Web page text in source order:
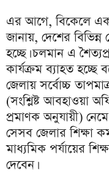
এর আগে, বিকেলে এক
জানায়, দেশের বিভিন্ন
হচ্ছে। চলমান এ
কার্যক্রম ব্যাহত হচ্ছে
জেলায় সর্বোচ্চ
(সংশ্লিষ্ট আবহাওয়া
প্রমাণক অনুযায়ী)
সেসব জেলার শিক্ষা
মাধ্যমিক পর্যায়ের
দেবেন।